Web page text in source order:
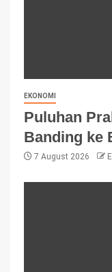
EKONOMI
Puluhan
Banding ke
7 August 2026